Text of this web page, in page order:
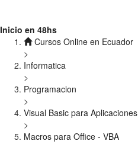
Inicio en 48hs
Cursos Online en Ecuador
>
Informatica
>
Programacion
>
Visual Basic para Aplicaciones
>
Macros para Office - VBA